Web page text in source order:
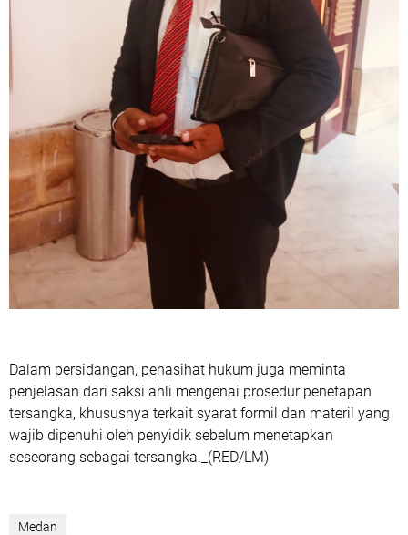
Dalam persidangan, penasihat hukum juga meminta
penjelasan dari saksi ahli mengenai prosedur penetapan
tersangka, khususnya terkait syarat formil dan materil yang
wajib dipenuhi oleh penyidik sebelum menetapkan
seseorang sebagai tersangka._(RED/LM)
Medan